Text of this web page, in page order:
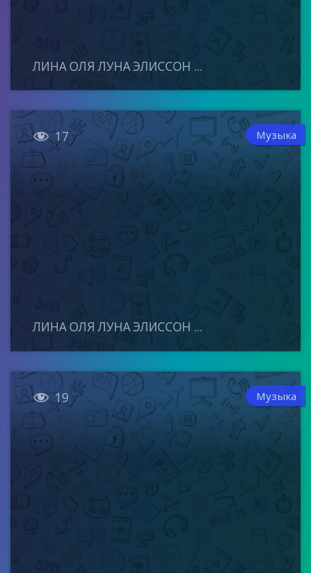
ЛИНА ОЛЯ ЛУНА ЭЛИССОН ...
 17 Музыка
ЛИНА ОЛЯ ЛУНА ЭЛИССОН ...
 19 Музыка